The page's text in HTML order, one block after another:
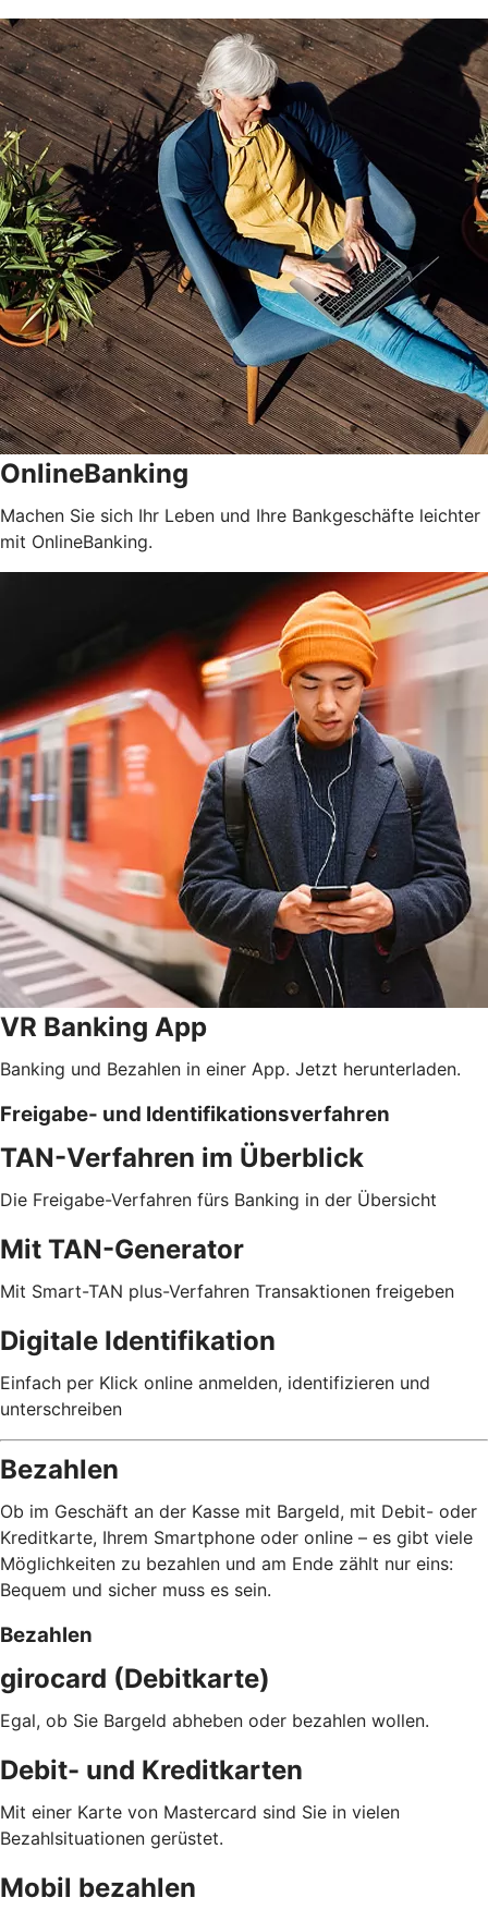
OnlineBanking
Machen Sie sich Ihr Leben und Ihre Bankgeschäfte leichter
mit OnlineBanking.
VR Banking App
Banking und Bezahlen in einer App. Jetzt herunterladen.
Freigabe- und Identifikationsverfahren
TAN-Verfahren im Überblick
Die Freigabe-Verfahren fürs Banking in der Übersicht
Mit TAN-Generator
Mit Smart-TAN plus-Verfahren Transaktionen freigeben
Digitale Identifikation
Einfach per Klick online anmelden, identifizieren und
unterschreiben
Bezahlen
Ob im Geschäft an der Kasse mit Bargeld, mit Debit- oder
Kreditkarte, Ihrem Smartphone oder online – es gibt viele
Möglichkeiten zu bezahlen und am Ende zählt nur eins:
Bequem und sicher muss es sein.
Bezahlen
girocard (Debitkarte)
Egal, ob Sie Bargeld abheben oder bezahlen wollen.
Debit- und Kreditkarten
Mit einer Karte von Mastercard sind Sie in vielen
Bezahlsituationen gerüstet.
Mobil bezahlen